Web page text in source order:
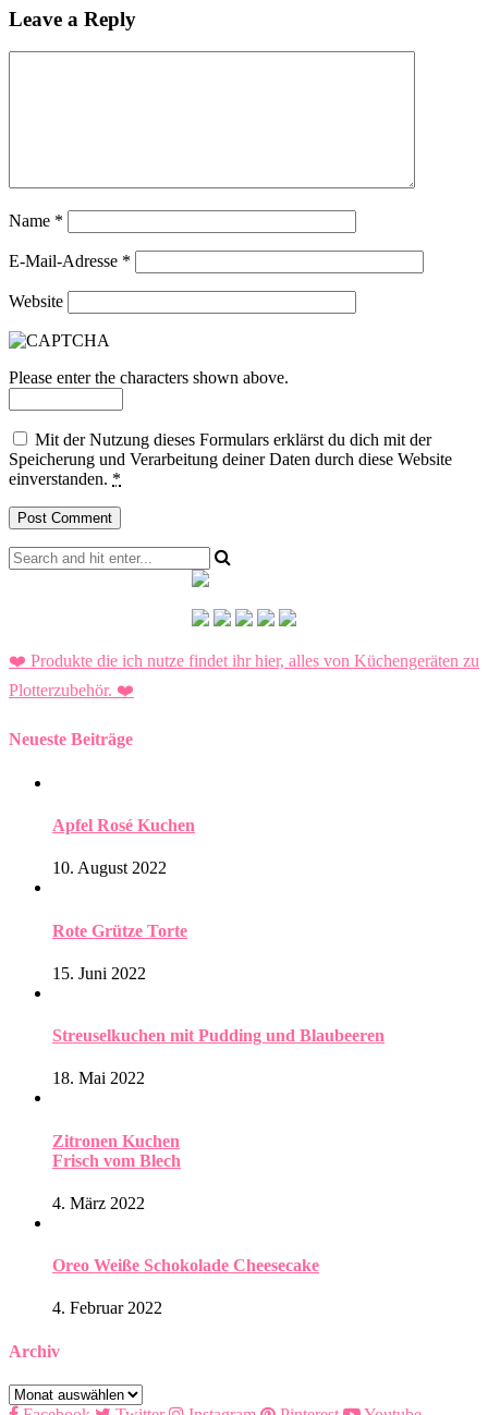
Leave a Reply
Name *
E-Mail-Adresse *
Website
Please enter the characters shown above.
Mit der Nutzung dieses Formulars erklärst du dich mit der
Speicherung und Verarbeitung deiner Daten durch diese Website
einverstanden. *
❤️ Produkte die ich nutze findet ihr hier, alles von Küchengeräten zu
Plotterzubehör. ❤️
Neueste Beiträge
Apfel Rosé Kuchen
10. August 2022
Rote Grütze Torte
15. Juni 2022
Streuselkuchen mit Pudding und Blaubeeren
18. Mai 2022
Zitronen Kuchen
Frisch vom Blech
4. März 2022
Oreo Weiße Schokolade Cheesecake
4. Februar 2022
Archiv
Archiv